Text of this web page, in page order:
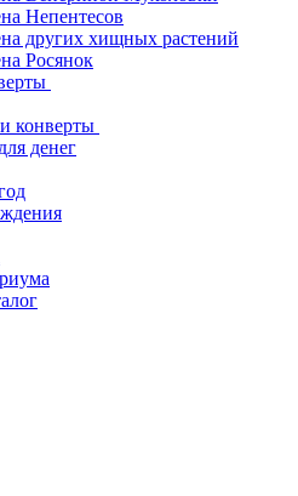
Непентесов
других хищных растений
Росянок
конверты
денег